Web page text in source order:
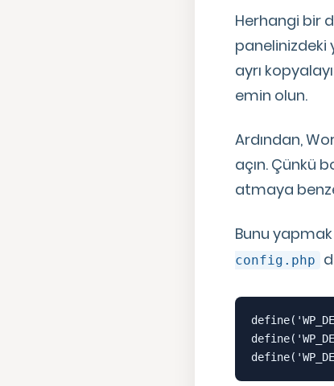
Herhangi bir
panelinizdeki
ayrı
emin olun.
Ardından,
açın. Çünkü
atmaya
Bunu
config.php